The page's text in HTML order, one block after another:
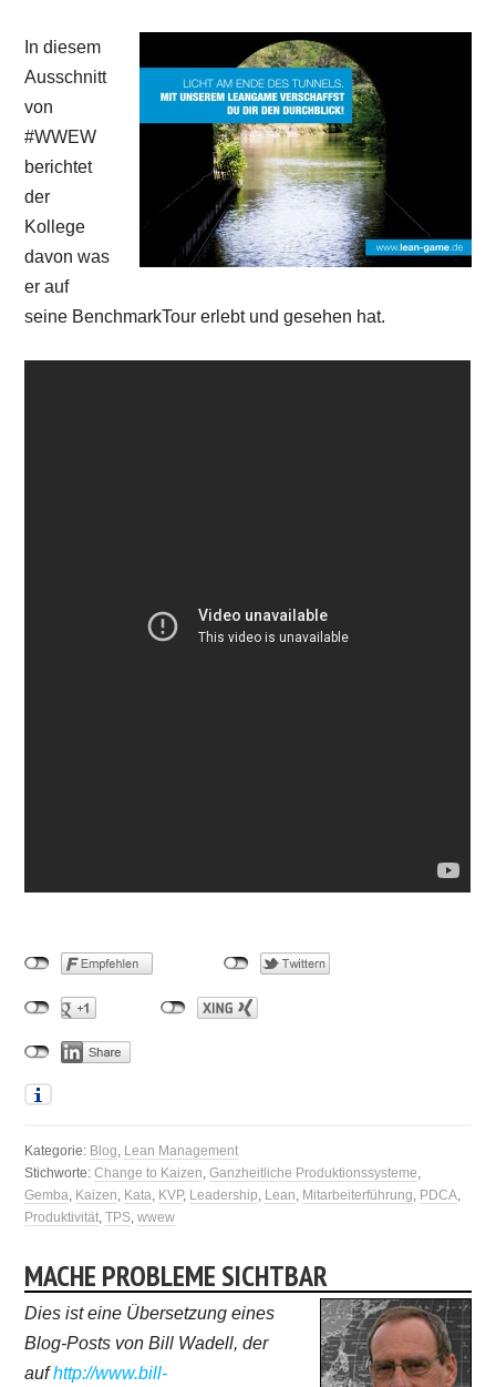
In diesem
Ausschnitt
von
#WWEW
berichtet
der
Kollege
davon was
er auf
seine BenchmarkTour erlebt und gesehen hat.
Kategorie: Blog, Lean Management
Stichworte:Change to Kaizen,Ganzheitliche Produktionssysteme,
Gemba, Kaizen, Kata, KVP, Leadership, Lean, Mitarbeiterführung, PDCA,
Produktivität,TPS,wwew
MACHE PROBLEME SICHTBAR
Dies ist eine Übersetzung eines
Blog-Posts von Bill Wadell, der
aufhttp://www.bill-